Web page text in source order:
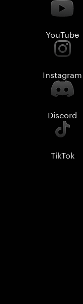
YouTube
Instagram
Discord
TikTok